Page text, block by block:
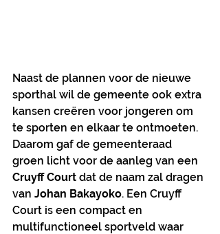
Naast de plannen voor de nieuwe
sporthal wil de gemeente ook extra
kansen creëren voor jongeren om
te sporten en elkaar te ontmoeten.
Daarom gaf de gemeenteraad
groen licht voor de aanleg van een
Cruyff Court dat de naam zal dragen
van Johan Bakayoko. Een Cruyff
Court is een compact en
multifunctioneel sportveld waar